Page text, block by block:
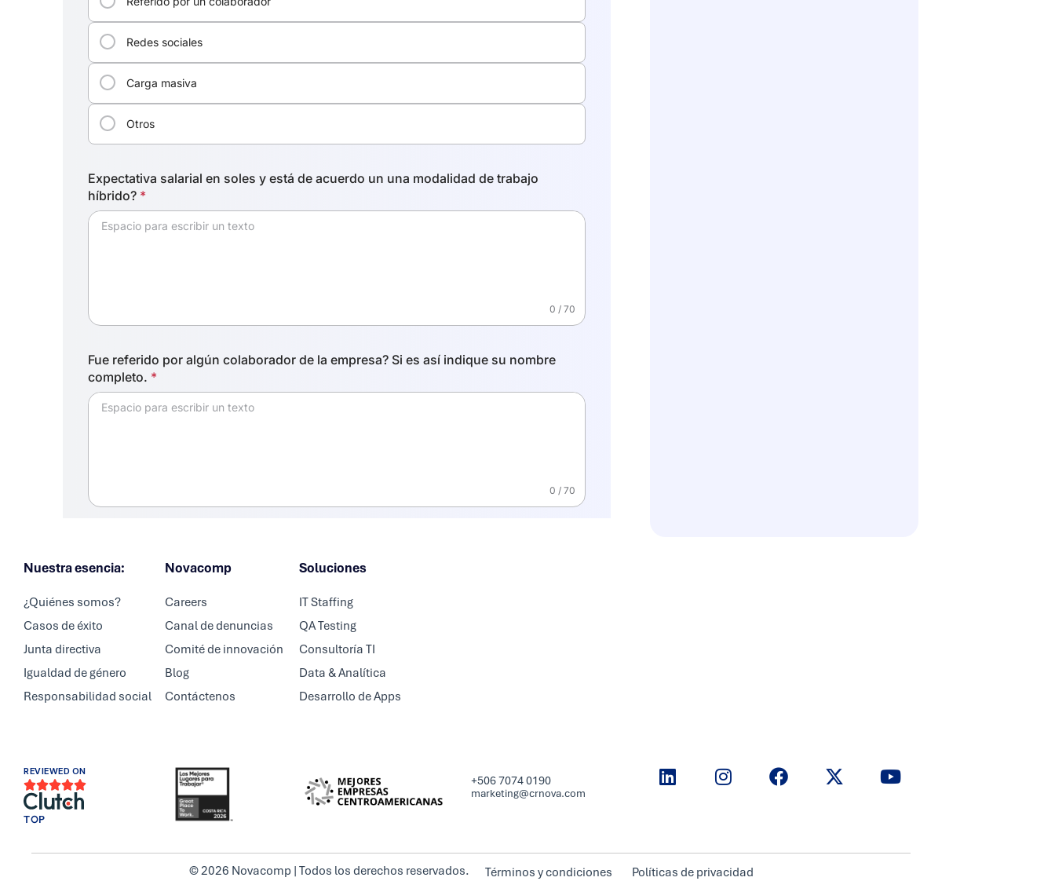
Nuestra esencia:
¿Quiénes somos?
Casos de éxito
Junta directiva
Igualdad de género
Responsabilidad social
Novacomp
Careers
Canal de denuncias
Comité de innovación
Blog
Contáctenos
Soluciones
IT Staffing
QA Testing
Consultoría TI
Data & Analítica
Desarrollo de Apps
REVIEWED ON

TOP
+506 7074 0190
marketing@crnova.com
© 2026 Novacomp | Todos los derechos reservados. Términos y condiciones Políticas de privacidad